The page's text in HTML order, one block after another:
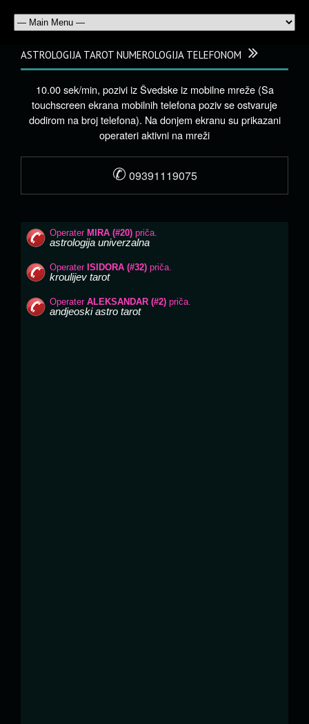
ASTROLOGIJA TAROT NUMEROLOGIJA TELEFONOM
10.00 sek/min, pozivi iz Švedske iz mobilne mreže (Sa
touchscreen ekrana mobilnih telefona poziv se ostvaruje
dodirom na broj telefona). Na donjem ekranu su prikazani
operateri aktivni na mreži
✆ 09391119075